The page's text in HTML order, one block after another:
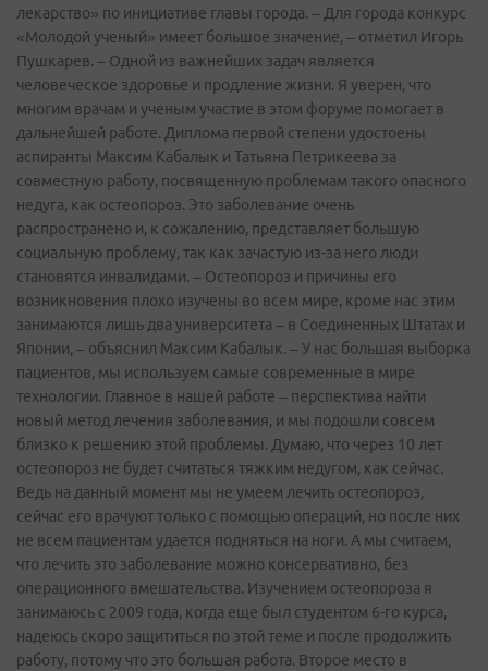
лекарство» по инициативе главы города. – Для города конкурс
«Молодой ученый» имеет большое значение, – отметил Игорь
Пушкарев. – Одной из важнейших задач является
человеческое здоровье и продление жизни. Я уверен, что
многим врачам и ученым участие в этом форуме помогает в
дальнейшей работе. Диплома первой степени удостоены
аспиранты Максим Кабалык и Татьяна Петрикеева за
совместную работу, посвященную проблемам такого опасного
недуга, как остеопороз. Это заболевание очень
распространено и, к сожалению, представляет большую
социальную проблему, так как зачастую из-за него люди
становятся инвалидами. – Остеопороз и причины его
возникновения плохо изучены во всем мире, кроме нас этим
занимаются лишь два университета – в Соединенных Штатах и
Японии, – объяснил Максим Кабалык. – У нас большая выборка
пациентов, мы используем самые современные в мире
технологии. Главное в нашей работе – перспектива найти
новый метод лечения заболевания, и мы подошли совсем
близко к решению этой проблемы. Думаю, что через 10 лет
остеопороз не будет считаться тяжким недугом, как сейчас.
Ведь на данный момент мы не умеем лечить остеопороз,
сейчас его врачуют только с помощью операций, но после них
не всем пациентам удается подняться на ноги. А мы считаем,
что лечить это заболевание можно консервативно, без
операционного вмешательства. Изучением остеопороза я
занимаюсь с 2009 года, когда еще был студентом 6-го курса,
надеюсь скоро защититься по этой теме и после продолжить
работу, потому что это большая работа. Второе место в